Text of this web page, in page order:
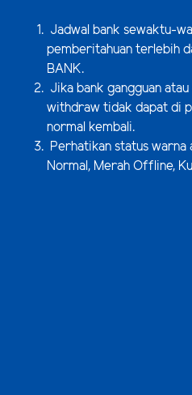
Jadwal bank sewaktu-
pemberitahuan terlebih
BANK.
Jika bank gangguan
withdraw tidak dapat di
normal kembali.
Perhatikan status warna
Normal, Merah Offline,